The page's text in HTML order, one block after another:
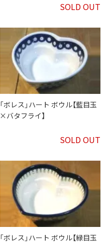
SOLD OUT
「ボレス」ハート ボウル【藍目玉
×バタフライ】
SOLD OUT
「ボレス」ハート ボウル【緑目玉